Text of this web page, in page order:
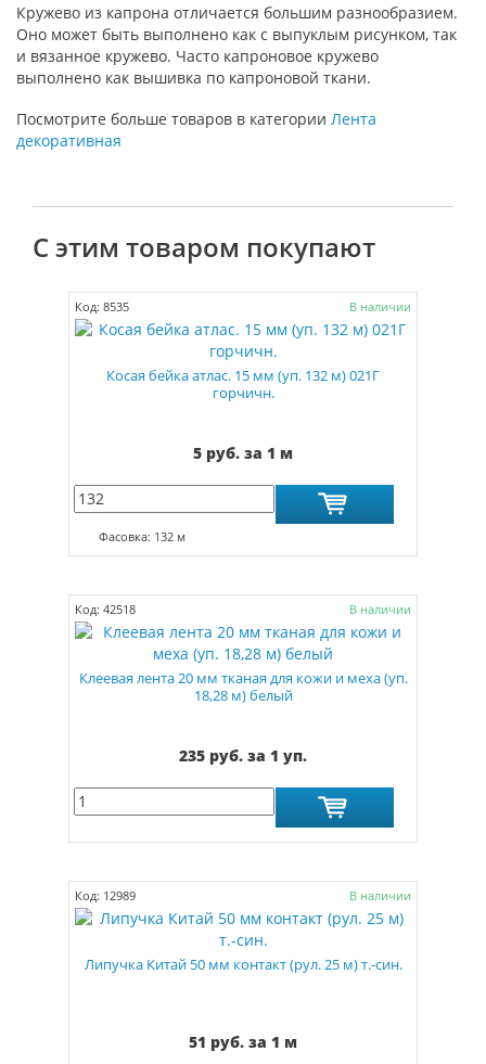
Кружево из капрона отличается большим разнообразием.
Оно может быть выполнено как с выпуклым рисунком, так
и вязанное кружево. Часто капроновое кружево
выполнено как вышивка по капроновой ткани.
Посмотрите больше товаров в категории Лента
декоративная
С этим товаром покупают
Код: 8535 В наличии
Косая бейка атлас. 15 мм (уп. 132 м) 021Г
горчичн.
5 руб. за 1 м
Фасовка: 132 м
Код: 42518 В наличии
Клеевая лента 20 мм тканая для кожи и меха (уп.
18,28 м) белый
235 руб. за 1 уп.
Код: 12989 В наличии
Липучка Китай 50 мм контакт (рул. 25 м) т.-син.
51 руб. за 1 м